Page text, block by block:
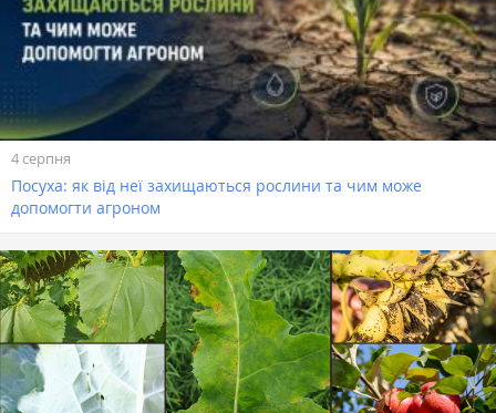
4 серпня
Посуха: як від неї захищаються рослини та чим може
допомогти агроном